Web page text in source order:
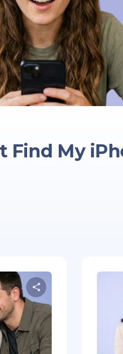
Find My
Diesen Artikel